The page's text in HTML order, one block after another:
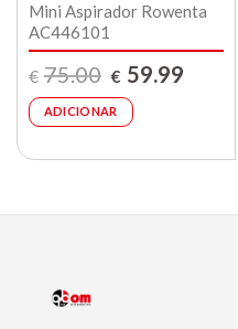
Mini Aspirador Rowenta
AC446101
€ 75.00
O
preço
original
era:
€75.00.
€ 59.99O
ADICIONAR